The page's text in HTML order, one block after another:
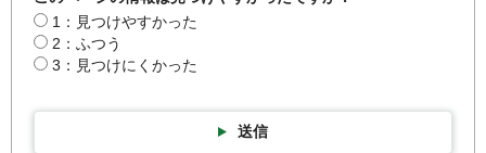
1：見つけやすかった
2：ふつう
3：見つけにくかった
送信